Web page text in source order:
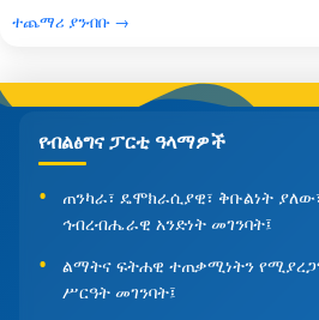
ተጨማሪ ያንብቡ →
የብልፅግና ፓርቲ ዓላማዎች
ጠንካራ፣ ዴሞክራሲያዊ፣ ቅቡልነት
ኅብረብሔራዊ አንድነት መገንባት፤
ልማትና ፍትሐዊ ተጠቃሚነትን
ሥርዓት መገንባት፤